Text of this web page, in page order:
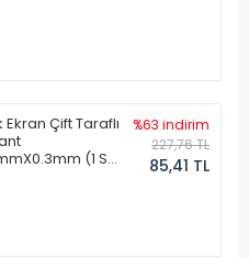
Çift Taraflı
(1 Set
%63 indirim
227,76 TL
85,41 TL